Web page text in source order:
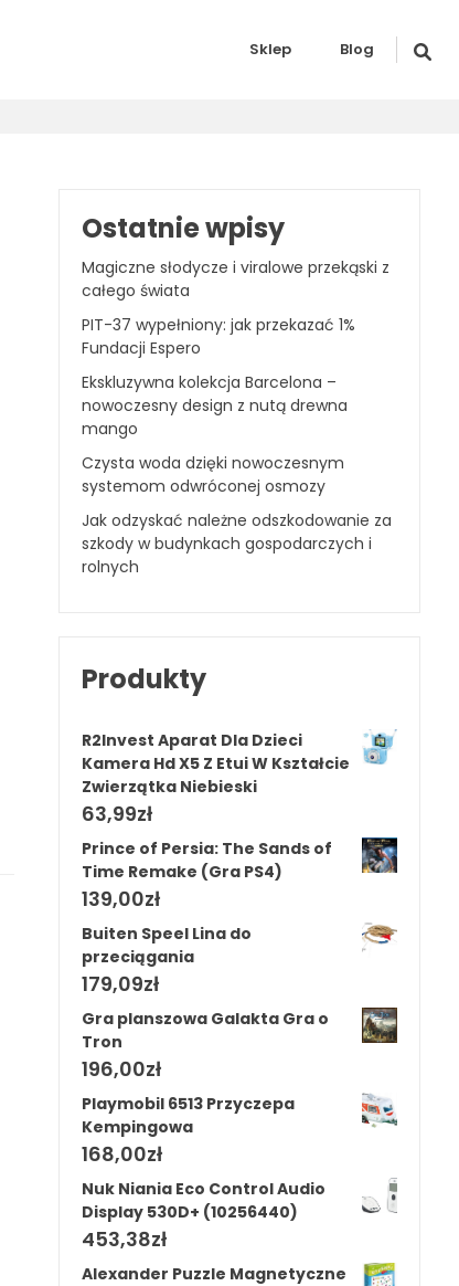
Sklep Blog
Ostatnie wpisy
Magiczne słodycze i viralowe przekąski z
całego świata
PIT-37 wypełniony: jak przekazać 1%
Fundacji Espero
Ekskluzywna kolekcja Barcelona –
nowoczesny design z nutą drewna
mango
Czysta woda dzięki nowoczesnym
systemom odwróconej osmozy
Jak odzyskać należne odszkodowanie za
szkody w budynkach gospodarczych i
rolnych
Produkty
R2Invest Aparat Dla Dzieci
Kamera Hd X5 Z Etui W Kształcie
Zwierzątka Niebieski
63,99zł
Prince of Persia: The Sands of
Time Remake (Gra PS4)
139,00zł
Buiten Speel Lina do
przeciągania
179,09zł
Gra planszowa Galakta Gra o
Tron
196,00zł
Playmobil 6513 Przyczepa
Kempingowa
168,00zł
Nuk Niania Eco Control Audio
Display 530D+ (10256440)
453,38zł
Alexander Puzzle Magnetyczne